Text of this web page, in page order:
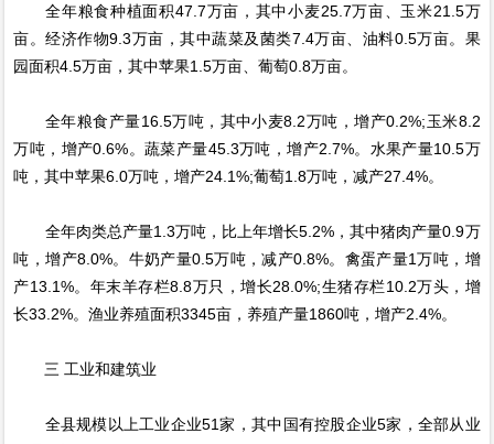
全年粮食种植面积47.7万亩，其中小麦25.7万亩、玉米21.5万
亩。经济作物9.3万亩，其中蔬菜及菌类7.4万亩、油料0.5万亩。果
园面积4.5万亩，其中苹果1.5万亩、葡萄0.8万亩。
全年粮食产量16.5万吨，其中小麦8.2万吨，增产0.2%;玉米8.2
万吨，增产0.6%。蔬菜产量45.3万吨，增产2.7%。水果产量10.5万
吨，其中苹果6.0万吨，增产24.1%;葡萄1.8万吨，减产27.4%。
全年肉类总产量1.3万吨，比上年增长5.2%，其中猪肉产量0.9万
吨，增产8.0%。牛奶产量0.5万吨，减产0.8%。禽蛋产量1万吨，增
产13.1%。年末羊存栏8.8万只，增长28.0%;生猪存栏10.2万头，增
长33.2%。渔业养殖面积3345亩，养殖产量1860吨，增产2.4%。
三 工业和建筑业
全县规模以上工业企业51家，其中国有控股企业5家，全部从业